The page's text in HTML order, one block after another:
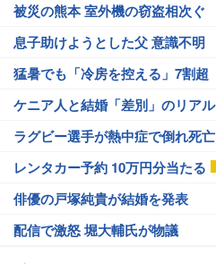
被災の熊本 室外機の窃盗相次ぐ
息子助けようとした父 意識不明
猛暑でも「冷房を控える」7割超
ケニア人と結婚「差別」のリアル
ラグビー選手が熱中症で倒れ死亡
レンタカー予約 10万円分当たる
俳優の戸塚純貴が結婚を発表
配信で激怒 堀大輔氏が物議